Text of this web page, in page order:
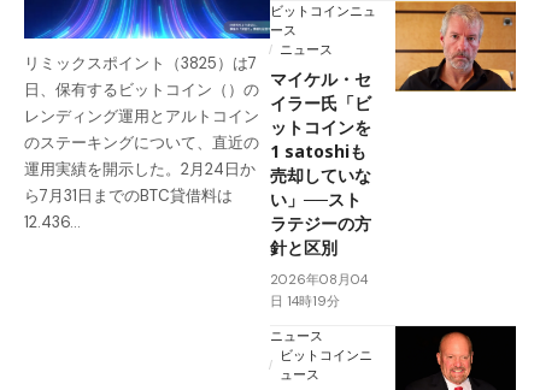
リミックスポイント（3825）は7
日、保有するビットコイン（）の
レンディング運用とアルトコイン
のステーキングについて、直近の
運用実績を開示した。2月24日か
ら7月31日までのBTC貸借料は
12.436…
ビットコインニュ
ース
ニュース
マイケル・セ
イラー氏「ビ
ットコインを
1 satoshiも
売却していな
い」──スト
ラテジーの方
針と区別
2026年08月04
日 14時19分
ニュース
ビットコインニ
ュース